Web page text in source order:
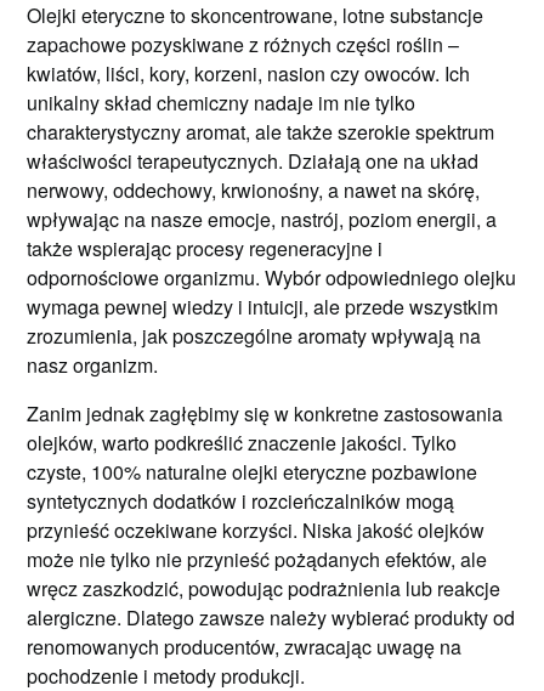
Olejki eteryczne to skoncentrowane, lotne substancje
zapachowe pozyskiwane z różnych części roślin –
kwiatów, liści, kory, korzeni, nasion czy owoców. Ich
unikalny skład chemiczny nadaje im nie tylko
charakterystyczny aromat, ale także szerokie spektrum
właściwości terapeutycznych. Działają one na układ
nerwowy, oddechowy, krwionośny, a nawet na skórę,
wpływając na nasze emocje, nastrój, poziom energii, a
także wspierając procesy regeneracyjne i
odpornościowe organizmu. Wybór odpowiedniego olejku
wymaga pewnej wiedzy i intuicji, ale przede wszystkim
zrozumienia, jak poszczególne aromaty wpływają na
nasz organizm.
Zanim jednak zagłębimy się w konkretne zastosowania
olejków, warto podkreślić znaczenie jakości. Tylko
czyste, 100% naturalne olejki eteryczne pozbawione
syntetycznych dodatków i rozcieńczalników mogą
przynieść oczekiwane korzyści. Niska jakość olejków
może nie tylko nie przynieść pożądanych efektów, ale
wręcz zaszkodzić, powodując podrażnienia lub reakcje
alergiczne. Dlatego zawsze należy wybierać produkty od
renomowanych producentów, zwracając uwagę na
pochodzenie i metody produkcji.